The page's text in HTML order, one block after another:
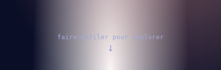
faire défiler pour explorer